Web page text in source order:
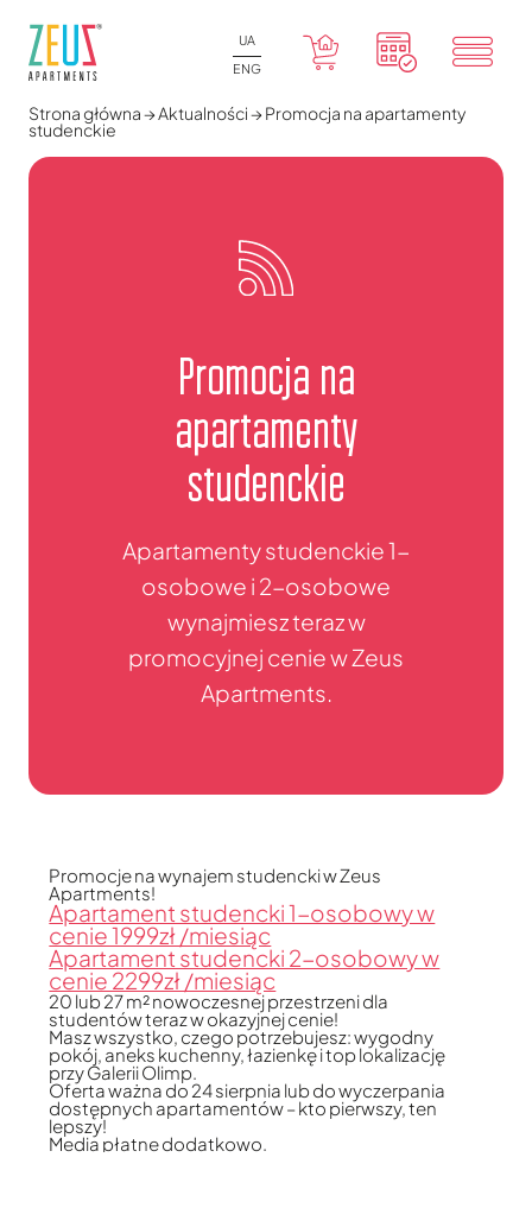
UA
ENG
Strona główna→Aktualności→Promocja na apartamenty
studenckie
Promocja na
apartamenty
studenckie
Apartamenty studenckie 1-
osobowe i 2-osobowe
wynajmiesz teraz w
promocyjnej cenie w Zeus
Apartments.
Promocje na wynajem studencki w Zeus
Apartments!
Apartament studencki 1-osobowy w
cenie 1999zł /miesiąc
Apartament studencki 2-osobowy w
cenie 2299zł /miesiąc
20 lub 27 m² nowoczesnej przestrzeni dla
studentów teraz w okazyjnej cenie!
Masz wszystko, czego potrzebujesz: wygodny
pokój, aneks kuchenny, łazienkę i top lokalizację
przy Galerii Olimp.
Oferta ważna do 24 sierpnia lub do wyczerpania
dostępnych apartamentów – kto pierwszy, ten
lepszy!
Media płatne dodatkowo.